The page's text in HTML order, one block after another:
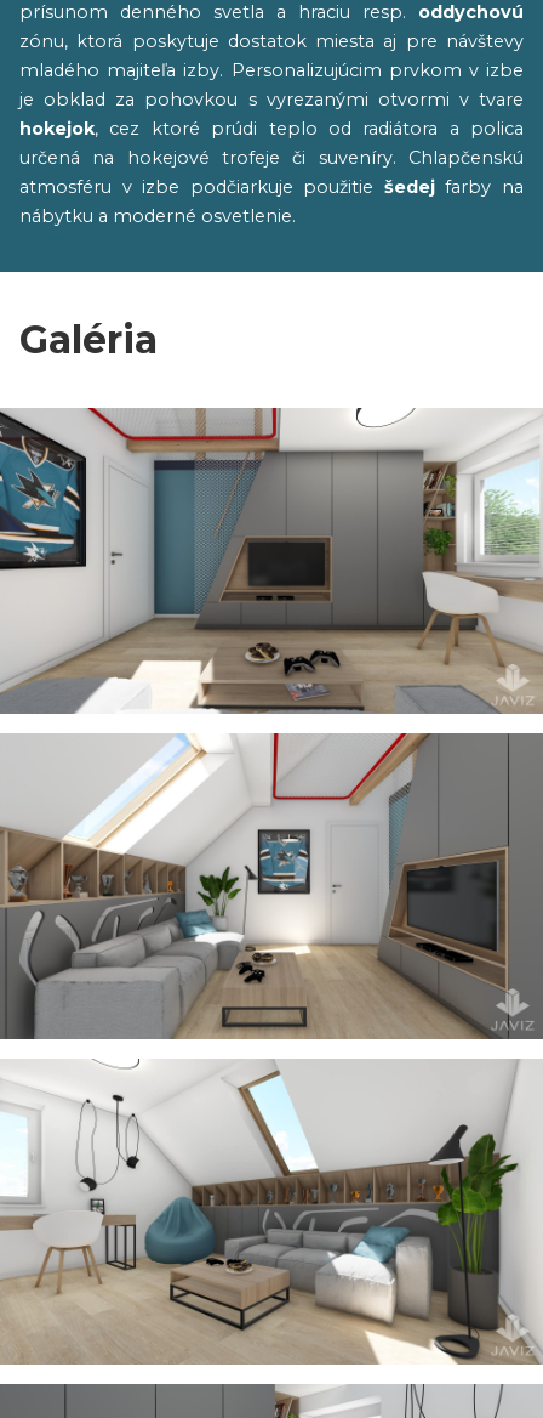
prísunom denného svetla a hraciu resp. oddychovú
zónu, ktorá poskytuje dostatok miesta aj pre návštevy
mladého majiteľa izby. Personalizujúcim prvkom v izbe
je obklad za pohovkou s vyrezanými otvormi v tvare
hokejok, cez ktoré prúdi teplo od radiátora a polica
určená na hokejové trofeje či suveníry. Chlapčenskú
atmosféru v izbe podčiarkuje použitie šedejfarby na
nábytku a moderné osvetlenie.
Galéria